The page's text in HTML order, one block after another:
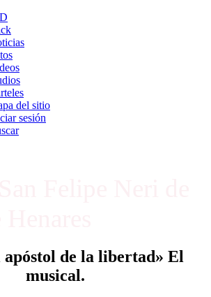
del sitio
sesión
apóstol de la libertad» El
musical.